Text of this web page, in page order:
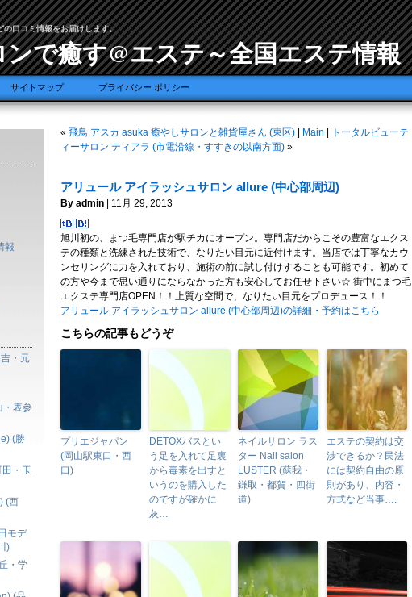
口コミ情報をお届けします。
で癒す@エステ～全国エステ情報
サイトマップ プライバシー ポリシー
報
・元
・表参
(勝
・玉
(西
モデ
)
・学
« 飛鳥 アスカ asuka 癒やしサロンと雑貨屋さん (東区) Main
トータルビューテ
ィーサロン ティアラ (市電沿線・すすきの以南方面) »
アリュール アイラッシュサロン allure (中心部周辺)
By admin | 11月 29, 2013
旭川初の、まつ毛専門店が駅チカにオープン。専門店だからこその豊富なエクス
テの種類と洗練された技術で、なりたい目元に近付けます。当店では丁寧なカウ
ンセリングに力を入れており、施術の前に試し付けすることも可能です。初めて
の方や今まで思い通りにならなかった方も安心してお任せ下さい☆ 街中にまつ毛
エクステ専門店OPEN！！上質な空間で、なりたい目元をプロデュース！！
アリュール アイラッシュサロン allure (中心部周辺)の詳細・予約はこちら
こちらの記事もどうぞ
プリエジャパン
(岡山駅東口・西
口)
DETOXバスとい
う足を入れて足裏
から毒素を出すと
いうのを購入した
のですが確かに
灰…
ネイルサロン ラス
ター Nail salon
LUSTER (蘇我・
鎌取・都賀・四街
道)
エステの契約は交
渉できるか？民法
には契約自由の原
則があり、内容・
方式など当事….